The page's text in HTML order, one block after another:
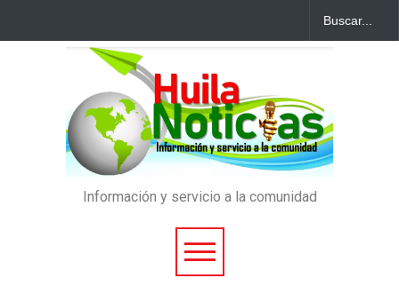
Información y servicio a la comunidad